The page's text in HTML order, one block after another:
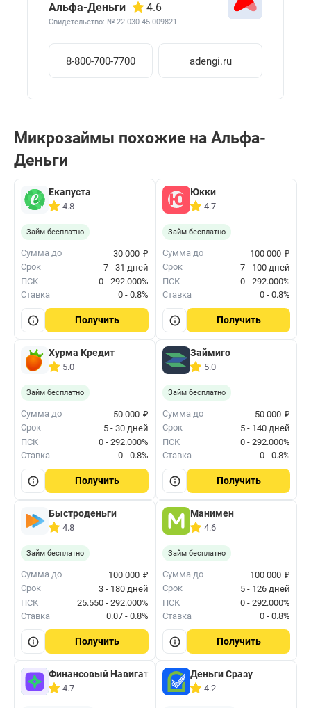
Альфа-Деньги
4.6
Свидетельство: № 22-030-45-009821
8-800-700-7700 adengi.ru
Микрозаймы похожие на Альфа-
Деньги
Екапуста
4.8
Займ бесплатно
Сумма до 30 000 ₽
Срок
7 - 31 дней
ПСК
0 - 292.000%
Ставка
0 - 0.8%
Получить
Юкки
4.7
Займ бесплатно
Сумма до 100 000 ₽
Срок
7 - 100 дней
ПСК
0 - 292.000%
Ставка
0 - 0.8%
Получить
Хурма Кредит
5.0
Займ бесплатно
Сумма до 50 000 ₽
Срок
5 - 30 дней
ПСК
0 - 292.000%
Ставка
0 - 0.8%
Получить
Займиго
5.0
Займ бесплатно
Сумма до 50 000 ₽
Срок
5 - 140 дней
ПСК
0 - 292.000%
Ставка
0 - 0.8%
Получить
Быстроденьги
4.8
Займ бесплатно
Сумма до 100 000 ₽
Срок
3 - 180 дней
ПСК
25.550 - 292.000%
Ставка
0.07 - 0.8%
Получить
Манимен
4.6
Займ бесплатно
Сумма до 100 000 ₽
Срок
5 - 126 дней
ПСК
0 - 292.000%
Ставка
0 - 0.8%
Получить
Финансовый Навигатор
4.7
Деньги Сразу
4.2